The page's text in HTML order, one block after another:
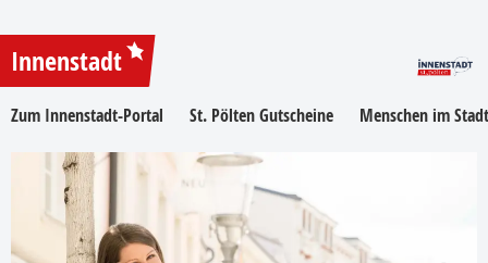
Innenstadt
Zum Innenstadt-Portal St. Pölten Gutscheine Menschen im